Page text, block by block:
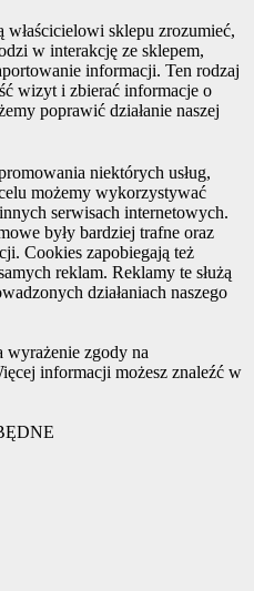
sklepu zrozumieć,
w interakcję ze sklepem,
informacji. Ten rodzaj
wizyt i zbierać informacje o
poprawić działanie naszej
niektórych usług,
możemy wykorzystywać
serwisach internetowych.
były bardziej trafne oraz
Cookies zapobiegają też
reklam. Reklamy te służą
działaniach naszego
zgody na
informacji możesz znaleźć w